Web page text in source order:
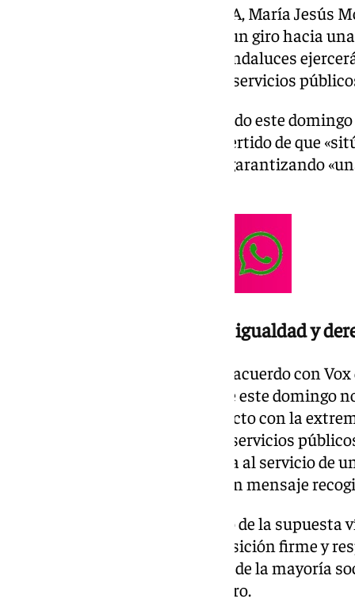
La secretaria general del PSOE-A, María Jesús
pacto entre el PP y Vox supone un giro hacia
anunciado que los socialistas andaluces
responsable» para defender los servicios
María Jesús Montero, ha criticado este
con la extrema derecha, ha advertido de que
una agenda reaccionaria» y ha garantizando
«Va a desmontar avances en igualdad y
«Moreno se afana en contar un acuerdo con
firmado. Su puesta en escena de este domingo
firmó el lunes. Ha sellado un pacto con la
avances en igualdad, derechos, servicios
climático, poniendo a Andalucía al servicio de
afirmado en la red social X, en un mensaje
«Es la confirmación del entierro de la supuesta
PSOE andaluz ejercerá una oposición firme y
servicios públicos, los derechos de la mayoría
más justa», ha advertido Montero.